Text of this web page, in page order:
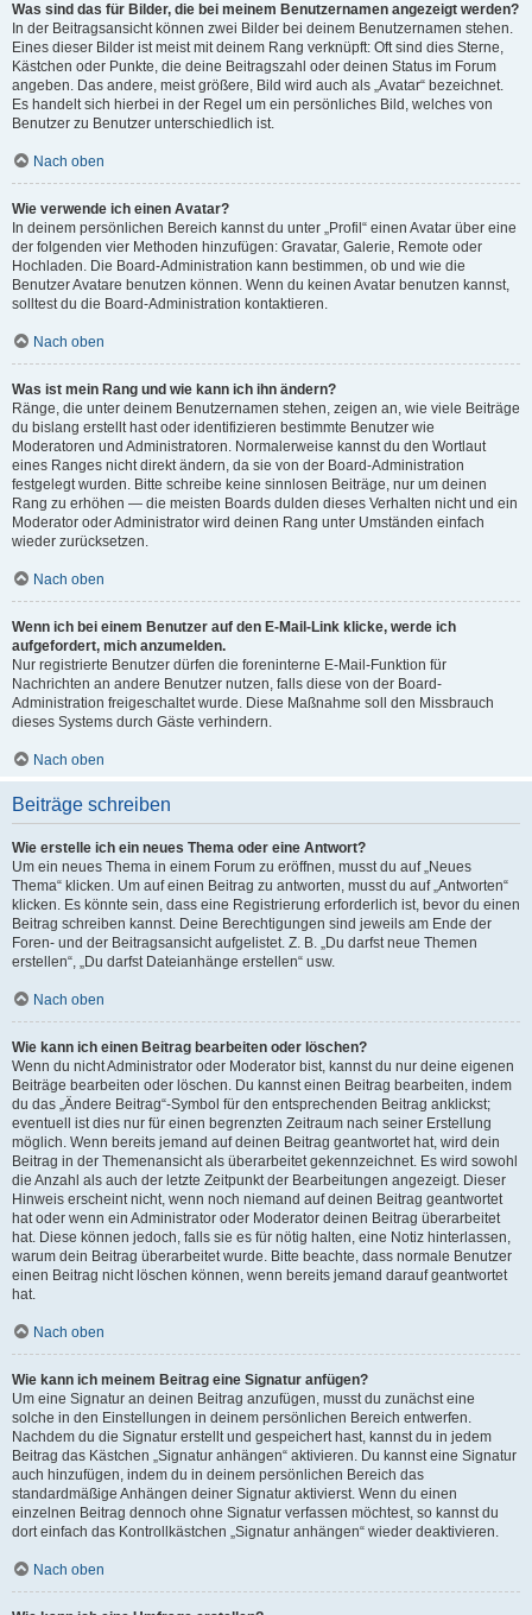
Was sind das für Bilder, die bei meinem Benutzernamen angezeigt werden?
In der Beitragsansicht können zwei Bilder bei deinem Benutzernamen stehen.
Eines dieser Bilder ist meist mit deinem Rang verknüpft: Oft sind dies Sterne,
Kästchen oder Punkte, die deine Beitragszahl oder deinen Status im Forum
angeben. Das andere, meist größere, Bild wird auch als „Avatar“ bezeichnet.
Es handelt sich hierbei in der Regel um ein persönliches Bild, welches von
Benutzer zu Benutzer unterschiedlich ist.
Nach oben
Wie verwende ich einen Avatar?
In deinem persönlichen Bereich kannst du unter „Profil“ einen Avatar über eine
der folgenden vier Methoden hinzufügen: Gravatar, Galerie, Remote oder
Hochladen. Die Board-Administration kann bestimmen, ob und wie die
Benutzer Avatare benutzen können. Wenn du keinen Avatar benutzen kannst,
solltest du die Board-Administration kontaktieren.
Nach oben
Was ist mein Rang und wie kann ich ihn ändern?
Ränge, die unter deinem Benutzernamen stehen, zeigen an, wie viele Beiträge
du bislang erstellt hast oder identifizieren bestimmte Benutzer wie
Moderatoren und Administratoren. Normalerweise kannst du den Wortlaut
eines Ranges nicht direkt ändern, da sie von der Board-Administration
festgelegt wurden. Bitte schreibe keine sinnlosen Beiträge, nur um deinen
Rang zu erhöhen — die meisten Boards dulden dieses Verhalten nicht und ein
Moderator oder Administrator wird deinen Rang unter Umständen einfach
wieder zurücksetzen.
Nach oben
Wenn ich bei einem Benutzer auf den E-Mail-Link klicke, werde ich
aufgefordert, mich anzumelden.
Nur registrierte Benutzer dürfen die foreninterne E-Mail-Funktion für
Nachrichten an andere Benutzer nutzen, falls diese von der Board-
Administration freigeschaltet wurde. Diese Maßnahme soll den Missbrauch
dieses Systems durch Gäste verhindern.
Nach oben
Beiträge schreiben
Wie erstelle ich ein neues Thema oder eine Antwort?
Um ein neues Thema in einem Forum zu eröffnen, musst du auf „Neues
Thema“ klicken. Um auf einen Beitrag zu antworten, musst du auf „Antworten“
klicken. Es könnte sein, dass eine Registrierung erforderlich ist, bevor du einen
Beitrag schreiben kannst. Deine Berechtigungen sind jeweils am Ende der
Foren- und der Beitragsansicht aufgelistet. Z. B. „Du darfst neue Themen
erstellen“, „Du darfst Dateianhänge erstellen“ usw.
Nach oben
Wie kann ich einen Beitrag bearbeiten oder löschen?
Wenn du nicht Administrator oder Moderator bist, kannst du nur deine eigenen
Beiträge bearbeiten oder löschen. Du kannst einen Beitrag bearbeiten, indem
du das „Ändere Beitrag“-Symbol für den entsprechenden Beitrag anklickst;
eventuell ist dies nur für einen begrenzten Zeitraum nach seiner Erstellung
möglich. Wenn bereits jemand auf deinen Beitrag geantwortet hat, wird dein
Beitrag in der Themenansicht als überarbeitet gekennzeichnet. Es wird sowohl
die Anzahl als auch der letzte Zeitpunkt der Bearbeitungen angezeigt. Dieser
Hinweis erscheint nicht, wenn noch niemand auf deinen Beitrag geantwortet
hat oder wenn ein Administrator oder Moderator deinen Beitrag überarbeitet
hat. Diese können jedoch, falls sie es für nötig halten, eine Notiz hinterlassen,
warum dein Beitrag überarbeitet wurde. Bitte beachte, dass normale Benutzer
einen Beitrag nicht löschen können, wenn bereits jemand darauf geantwortet
hat.
Nach oben
Wie kann ich meinem Beitrag eine Signatur anfügen?
Um eine Signatur an deinen Beitrag anzufügen, musst du zunächst eine
solche in den Einstellungen in deinem persönlichen Bereich entwerfen.
Nachdem du die Signatur erstellt und gespeichert hast, kannst du in jedem
Beitrag das Kästchen „Signatur anhängen“ aktivieren. Du kannst eine Signatur
auch hinzufügen, indem du in deinem persönlichen Bereich das
standardmäßige Anhängen deiner Signatur aktivierst. Wenn du einen
einzelnen Beitrag dennoch ohne Signatur verfassen möchtest, so kannst du
dort einfach das Kontrollkästchen „Signatur anhängen“ wieder deaktivieren.
Nach oben